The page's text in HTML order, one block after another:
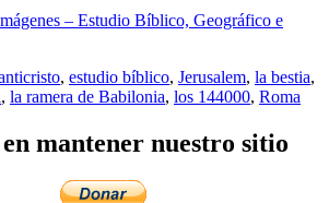
– Estudio Bíblico, Geográfico e
, estudio bíblico, Jerusalem, la bestia,
, la ramera de Babilonia, los 144000, Roma
mantener nuestro sitio